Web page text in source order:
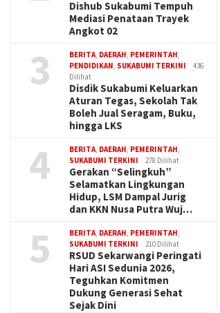
Dishub Sukabumi Tempuh
Mediasi Penataan Trayek
Angkot 02
3 BERITA, DAERAH, PEMERINTAH,
PENDIDIKAN, SUKABUMI TERKINI
436
Dilihat
Disdik Sukabumi Keluarkan
Aturan Tegas, Sekolah Tak
Boleh Jual Seragam, Buku,
hingga LKS
4 BERITA, DAERAH, PEMERINTAH,
SUKABUMI TERKINI
278 Dilihat
Gerakan “Selingkuh”
Selamatkan Lingkungan
Hidup, LSM Dampal Jurig
dan KKN Nusa Putra Wuj…
5 BERITA, DAERAH, PEMERINTAH,
SUKABUMI TERKINI
210 Dilihat
RSUD Sekarwangi Peringati
Hari ASI Sedunia 2026,
Teguhkan Komitmen
Dukung Generasi Sehat
Sejak Dini